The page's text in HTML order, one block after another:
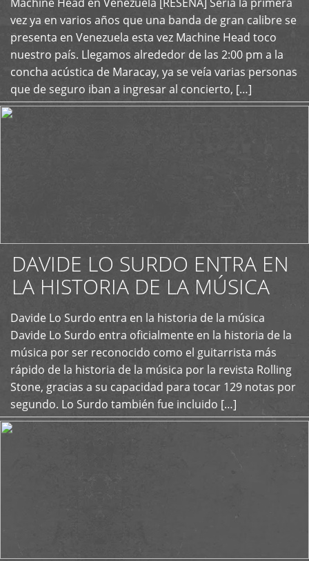
vez ya en varios años que una banda de gran calibre se
presenta en Venezuela esta vez Machine Head toco
nuestro país. Llegamos alrededor de las 2:00 pm a la
concha acústica de Maracay, ya se veía varias personas
que de seguro iban a ingresar al concierto, […]
+
DAVIDE LO SURDO ENTRA EN
LA HISTORIA DE LA MÚSICA
Davide Lo Surdo entra en la historia de la música
Davide Lo Surdo entra oficialmente en la historia de la
música por ser reconocido como el guitarrista más
rápido de la historia de la música por la revista Rolling
Stone, gracias a su capacidad para tocar 129 notas por
segundo. Lo Surdo también fue incluido […]
+